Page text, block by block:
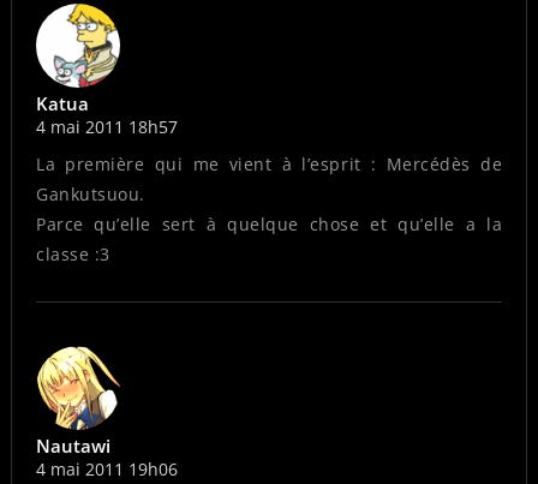
Katua
4 mai 2011 18h57
La première qui me vient à l’esprit : Mercédès de
Gankutsuou.
Parce qu’elle sert à quelque chose et qu’elle a la
classe :3
Nautawi
4 mai 2011 19h06